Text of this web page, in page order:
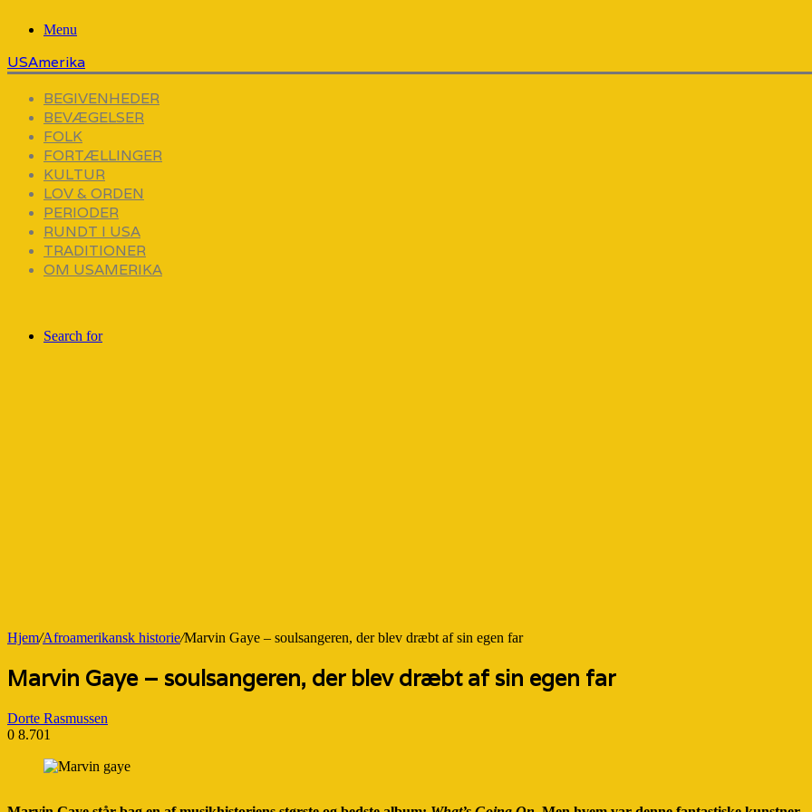
Menu
USAmerika
BEGIVENHEDER
BEVÆGELSER
FOLK
FORTÆLLINGER
KULTUR
LOV & ORDEN
PERIODER
RUNDT I USA
TRADITIONER
OM USAMERIKA
Search for
Hjem/Afroamerikansk historie/Marvin Gaye – soulsangeren, der blev dræbt af sin egen far
Marvin Gaye – soulsangeren, der blev dræbt af sin egen far
Dorte Rasmussen
0 8.701